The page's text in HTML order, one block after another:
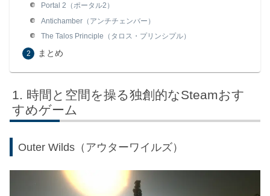
Portal 2（ポータル2）
Antichamber（アンチチェンバー）
The Talos Principle（タロス・プリンシプル）
まとめ
時間と空間を操る独創的なSteamおす
すめゲーム
Outer Wilds（アウターワイルズ）